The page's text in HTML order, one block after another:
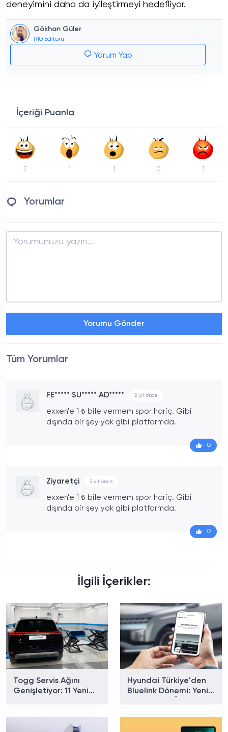
deneyimini daha da iyileştirmeyi hedefliyor.
Gökhan Güler
R10 Editörü
Yorum Yap
İçeriği Puanla
2 1 1 0 1
Yorumlar
Yorumu Gönder
Tüm Yorumlar
FE***** SU***** AD***** 2 yıl önce
exxen'e 1 ₺ bile vermem spor hariç. Gibi
dışında bir şey yok gibi platformda.
0
Ziyaretçi 2 yıl önce
exxen'e 1 ₺ bile vermem spor hariç. Gibi
dışında bir şey yok gibi platformda.
0
İlgili İçerikler:
Togg Servis Ağını
Genişletiyor: 11 Yeni
Hyundai Türkiye'den
Bluelink Dönemi: Yeni